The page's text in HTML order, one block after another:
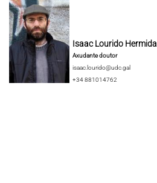
Isaac Lourido Hermida
Axudante doutor
isaac.lourido@udc.gal
+34 881014762